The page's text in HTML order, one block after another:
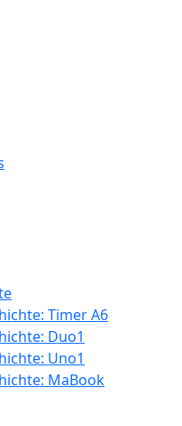
Timer A6
Duo1
Uno1
MaBook